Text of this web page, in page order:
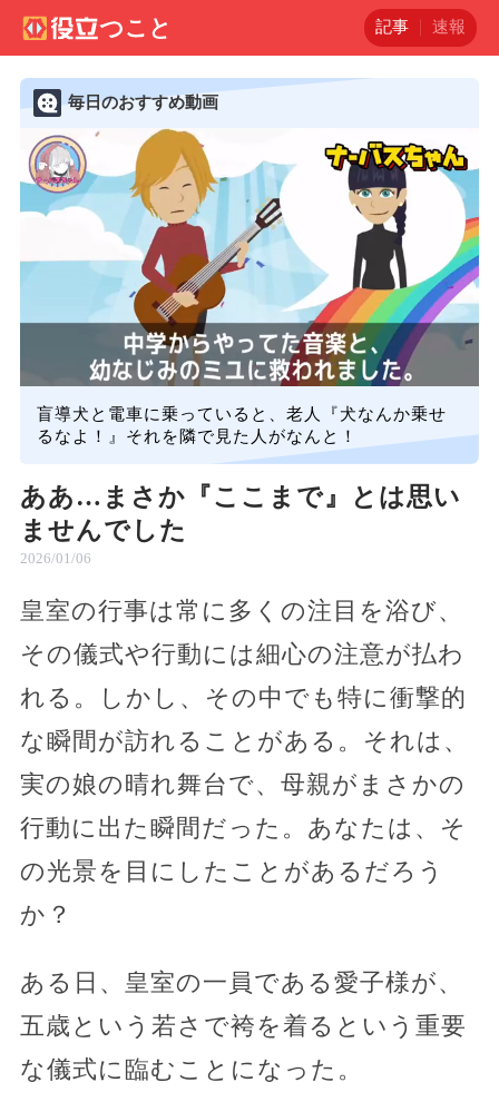
記事 速報
毎日のおすすめ動画
盲導犬と電車に乗っていると、老人『犬なんか乗せ
るなよ！』それを隣で見た人がなんと！
ああ…まさか『ここまで』とは思い
ませんでした
2026/01/06
皇室の行事は常に多くの注目を浴び、
その儀式や行動には細心の注意が払わ
れる。しかし、その中でも特に衝撃的
な瞬間が訪れることがある。それは、
実の娘の晴れ舞台で、母親がまさかの
行動に出た瞬間だった。あなたは、そ
の光景を目にしたことがあるだろう
か？
ある日、皇室の一員である愛子様が、
五歳という若さで袴を着るという重要
な儀式に臨むことになった。